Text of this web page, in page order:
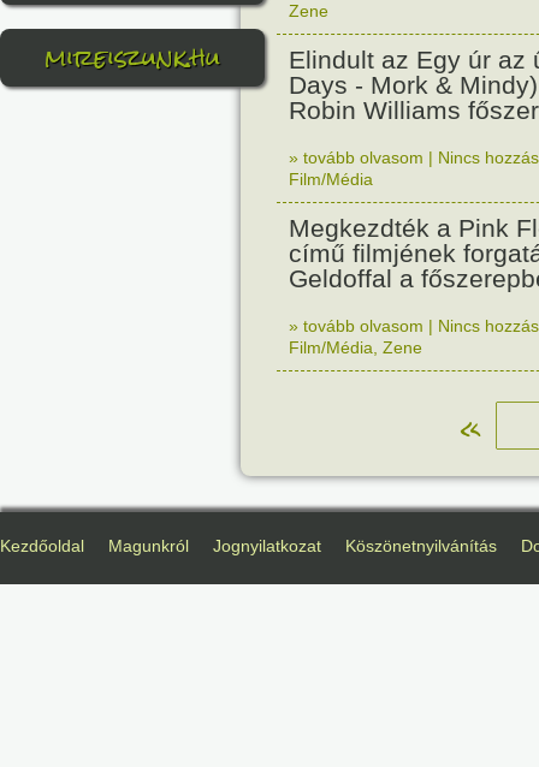
mireiszunk.hu
Zene
Elindult az Egy úr az
Days - Mork &
Robin Williams
» tovább olvasom | Nincs
Film/Média
Megkezdték a Pink
című filmjének
Geldoffal a
» tovább olvasom | Nincs
Film/Média Zene
«
Kezdőoldal Magunkról Jognyilatkozat Köszönetnyilvánítás